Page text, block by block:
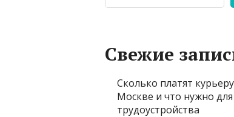
Свежие
Сколько платят
Москве и что нужно для
трудоустройства